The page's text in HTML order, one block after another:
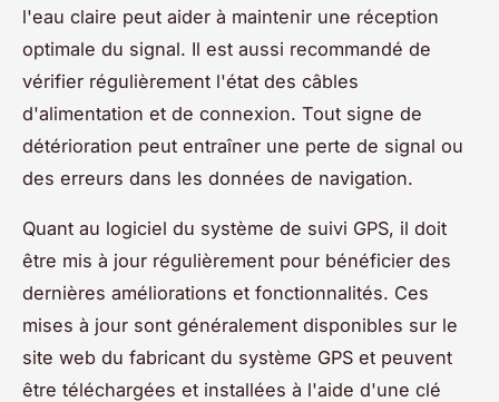
l'eau claire peut aider à maintenir une réception
optimale du signal. Il est aussi recommandé de
vérifier régulièrement l'état des câbles
d'alimentation et de connexion. Tout signe de
détérioration peut entraîner une perte de signal ou
des erreurs dans les données de navigation.
Quant au logiciel du système de suivi GPS, il doit
être mis à jour régulièrement pour bénéficier des
dernières améliorations et fonctionnalités. Ces
mises à jour sont généralement disponibles sur le
site web du fabricant du système GPS et peuvent
être téléchargées et installées à l'aide d'une clé